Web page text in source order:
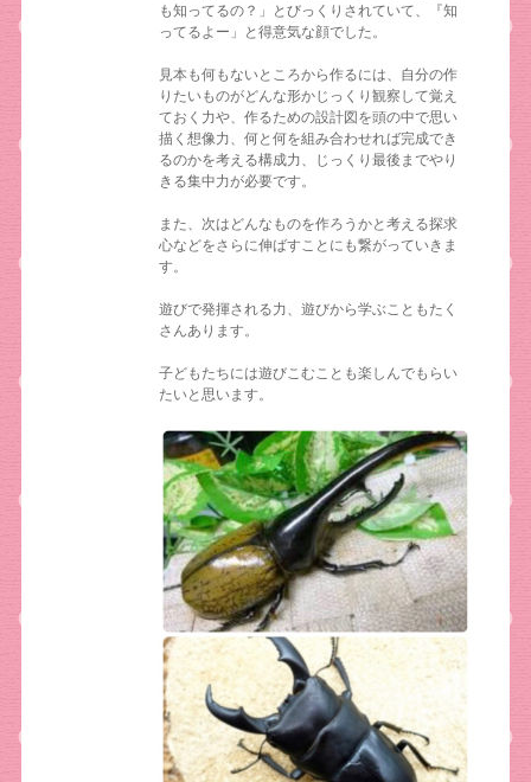
も知ってるの？」とびっくりされていて、『知
ってるよー」と得意気な顔でした。
見本も何もないところから作るには、自分の作
りたいものがどんな形かじっくり観察して覚え
ておく力や、作るための設計図を頭の中で思い
描く想像力、何と何を組み合わせれば完成でき
るのかを考える構成力、じっくり最後までやり
きる集中力が必要です。
また、次はどんなものを作ろうかと考える探求
心などをさらに伸ばすことにも繋がっていきま
す。
遊びで発揮される力、遊びから学ぶこともたく
さんあります。
子どもたちには遊びこむことも楽しんでもらい
たいと思います。